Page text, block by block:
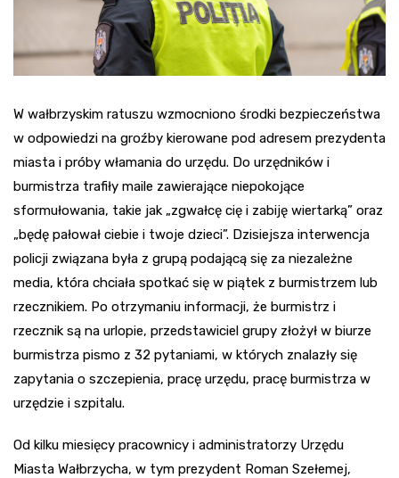
W wałbrzyskim ratuszu wzmocniono środki bezpieczeństwa
w odpowiedzi na groźby kierowane pod adresem prezydenta
miasta i próby włamania do urzędu. Do urzędników i
burmistrza trafiły maile zawierające niepokojące
sformułowania, takie jak „zgwałcę cię i zabiję wiertarką” oraz
„będę pałował ciebie i twoje dzieci”. Dzisiejsza interwencja
policji związana była z grupą podającą się za niezależne
media, która chciała spotkać się w piątek z burmistrzem lub
rzecznikiem. Po otrzymaniu informacji, że burmistrz i
rzecznik są na urlopie, przedstawiciel grupy złożył w biurze
burmistrza pismo z 32 pytaniami, w których znalazły się
zapytania o szczepienia, pracę urzędu, pracę burmistrza w
urzędzie i szpitalu.
Od kilku miesięcy pracownicy i administratorzy Urzędu
Miasta Wałbrzycha, w tym prezydent Roman Szełemej,